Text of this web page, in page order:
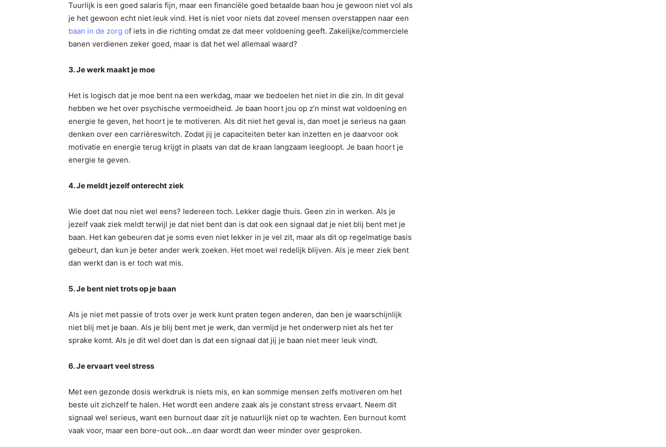
Tuurlijk is een goed salaris fijn, maar een financiële goed betaalde baan hou je gewoon niet vol als
je het gewoon echt niet leuk vind. Het is niet voor niets dat zoveel mensen overstappen naar een
baan in de zorg of iets in die richting omdat ze dat meer voldoening geeft. Zakelijke/commerciele
banen verdienen zeker goed, maar is dat het wel allemaal waard?
3. Je werk maakt je moe
Het is logisch dat je moe bent na een werkdag, maar we bedoelen het niet in die zin. In dit geval
hebben we het over psychische vermoeidheid. Je baan hoort jou op z’n minst wat voldoening en
energie te geven, het hoort je te motiveren. Als dit niet het geval is, dan moet je serieus na gaan
denken over een carrièreswitch. Zodat jij je capaciteiten beter kan inzetten en je daarvoor ook
motivatie en energie terug krijgt in plaats van dat de kraan langzaam leegloopt. Je baan hoort je
energie te geven.
4. Je meldt jezelf onterecht ziek
Wie doet dat nou niet wel eens? Iedereen toch. Lekker dagje thuis. Geen zin in werken. Als je
jezelf vaak ziek meldt terwijl je dat niet bent dan is dat ook een signaal dat je niet blij bent met je
baan. Het kan gebeuren dat je soms even niet lekker in je vel zit, maar als dit op regelmatige basis
gebeurt, dan kun je beter ander werk zoeken. Het moet wel redelijk blijven. Als je meer ziek bent
dan werkt dan is er toch wat mis.
5. Je bent niet trots op je baan
Als je niet met passie of trots over je werk kunt praten tegen anderen, dan ben je waarschijnlijk
niet blij met je baan. Als je blij bent met je werk, dan vermijd je het onderwerp niet als het ter
sprake komt. Als je dit wel doet dan is dat een signaal dat jij je baan niet meer leuk vindt.
6. Je ervaart veel stress
Met een gezonde dosis werkdruk is niets mis, en kan sommige mensen zelfs motiveren om het
beste uit zichzelf te halen. Het wordt een andere zaak als je constant stress ervaart. Neem dit
signaal wel serieus, want een burnout daar zit je natuurlijk niet op te wachten. Een burnout komt
vaak voor, maar een bore-out ook…en daar wordt dan weer minder over gesproken.